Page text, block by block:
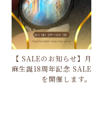
【 SALEのお知らせ】月
麻生誕18周年記念 SALE
を開催します。